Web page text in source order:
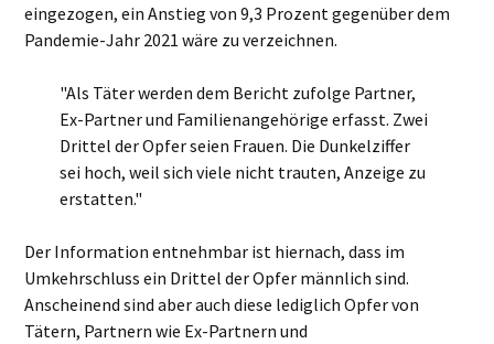
eingezogen, ein Anstieg von 9,3 Prozent gegenüber dem
Pandemie-Jahr 2021 wäre zu verzeichnen.
"Als Täter werden dem Bericht zufolge Partner,
Ex-Partner und Familienangehörige erfasst. Zwei
Drittel der Opfer seien Frauen. Die Dunkelziffer
sei hoch, weil sich viele nicht trauten, Anzeige zu
erstatten."
Der Information entnehmbar ist hiernach, dass im
Umkehrschluss ein Drittel der Opfer männlich sind.
Anscheinend sind aber auch diese lediglich Opfer von
Tätern, Partnern wie Ex-Partnern und